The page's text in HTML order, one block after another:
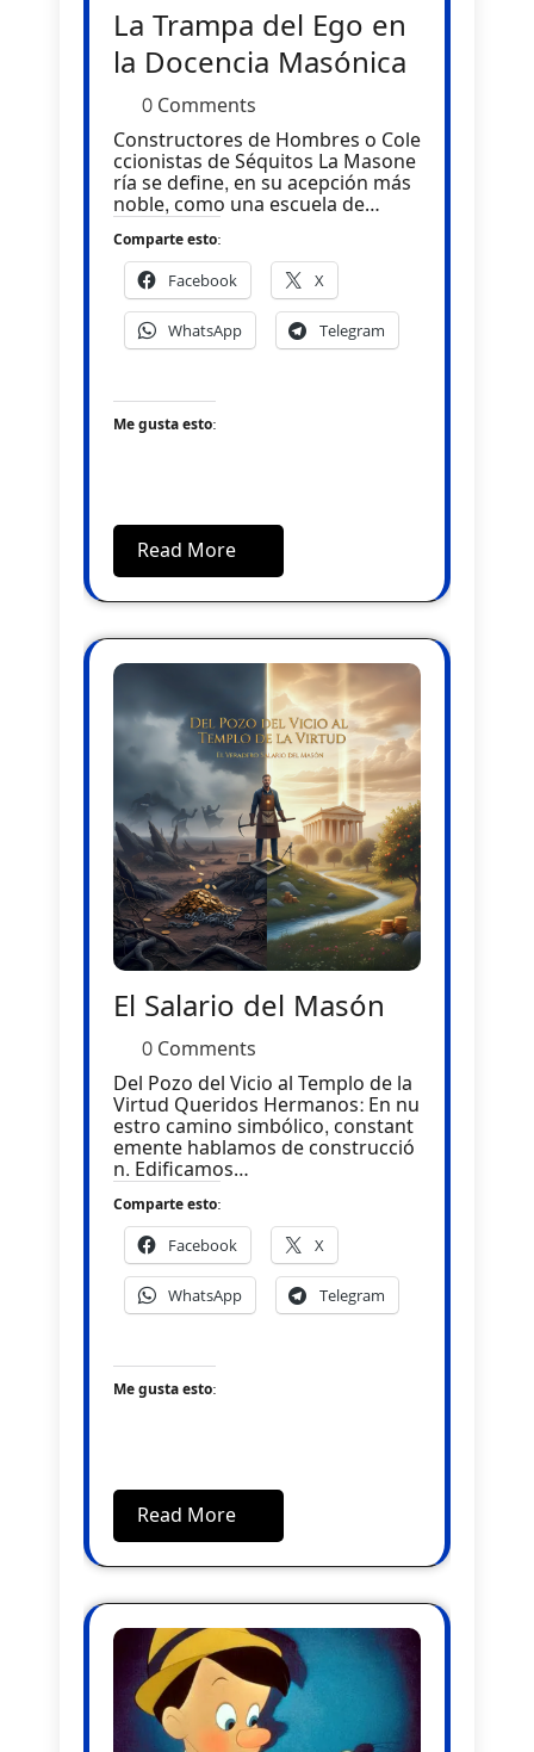
La Trampa del Ego en
la Docencia Masónica
0 Comments
Constructores de Hombres o Cole
ccionistas de Séquitos La Masone
ría se define, en su acepción más
noble, como una escuela de…
Comparte esto:
Facebook X
WhatsApp Telegram
Me gusta esto:
Read More
El Salario del Masón
0 Comments
Del Pozo del Vicio al Templo de la
Virtud Queridos Hermanos: En nu
estro camino simbólico, constant
emente hablamos de construcció
n. Edificamos…
Comparte esto:
Facebook X
WhatsApp Telegram
Me gusta esto:
Read More